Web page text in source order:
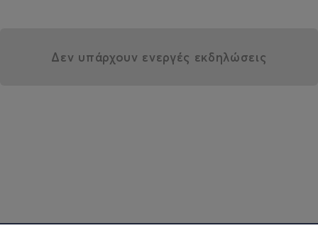
Δεν υπάρχουν ενεργές εκδηλώσεις